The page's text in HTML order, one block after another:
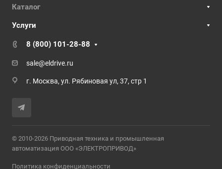
Каталог
Услуги
8 (800) 101-28-88
sale@eldrive.ru
г. Москва, ул. Рябиновая ул, 37, стр 1
© 2010-2026 Приводная техника и промышленная
автоматизация ООО «ЭЛЕКТРОПРИВОД»
Политика конфиденциальности